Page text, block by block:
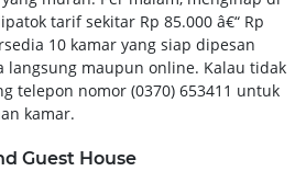
tarif sekitar Rp 85.000 â€“ Rp
10 kamar yang siap dipesan
langsung maupun online. Kalau tidak
telepon nomor (0370) 653411 untuk
kamar.
Guest House